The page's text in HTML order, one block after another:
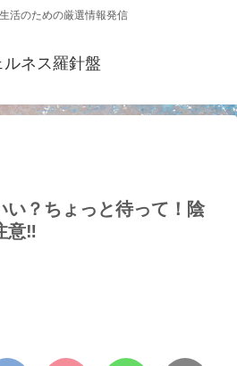
活のための厳選情報発信
ルネス羅針盤
い？ちょっと待って！陰
意‼️